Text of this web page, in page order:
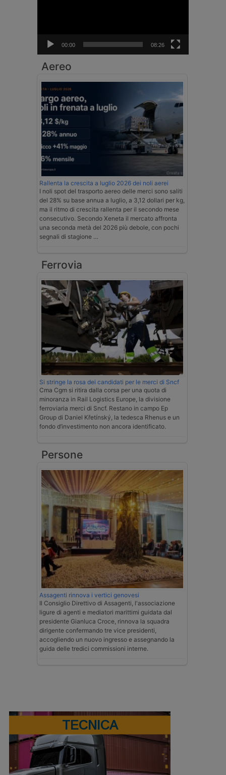
00:00 08:26
Aereo
Rallenta la crescita a luglio 2026 dei noli aerei
I noli spot del trasporto aereo delle merci sono saliti
del 28% su base annua a luglio, a 3,12 dollari per kg,
ma il ritmo di crescita rallenta per il secondo mese
consecutivo. Secondo Xeneta il mercato affronta
una seconda metà del 2026 più debole, con pochi
segnali di stagione …
Ferrovia
Si stringe la rosa dei candidati per le merci di Sncf
Cma Cgm si ritira dalla corsa per una quota di
minoranza in Rail Logistics Europe, la divisione
ferroviaria merci di Sncf. Restano in campo Ep
Group di Daniel Křetínský, la tedesca Rhenus e un
fondo d’investimento non ancora identificato.
Persone
Assagenti rinnova i vertici genovesi
Il Consiglio Direttivo di Assagenti, l'associazione
ligure di agenti e mediatori marittimi guidata dal
presidente Gianluca Croce, rinnova la squadra
dirigente confermando tre vice presidenti,
accogliendo un nuovo ingresso e assegnando la
guida delle tredici commissioni interne.
TECNICA